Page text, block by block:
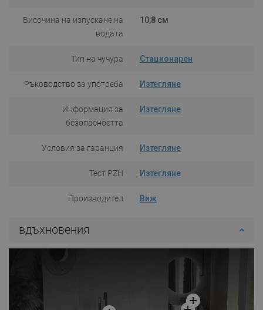
Височина на изпускане на
водата
10,8 см
Тип на чучура Стационарен
Ръководство за употреба Изтегляне
Информация за
безопасността
Изтегляне
Условия за гаранция Изтегляне
Тест PZH Изтегляне
Производител Виж
вдъхновения